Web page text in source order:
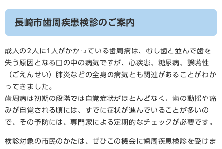
長崎市歯周疾患検診のご案内
成人の2人に1人がかかっている歯周病は、むし歯と並んで歯を
失う原因となる口の中の病気ですが、心疾患、糖尿病、誤嚥性
（ごえんせい）肺炎などの全身の病気とも関連があることがわか
ってきました。
歯周病は初期の段階では自覚症状がほとんどなく、歯の動揺や痛
みが自覚される頃には、すでに症状が進んでいることが多いの
で、その予防には、専門家による定期的なチェックが必要です。
検診対象の市民のかたは、ぜひこの機会に歯周疾患検診を受けま